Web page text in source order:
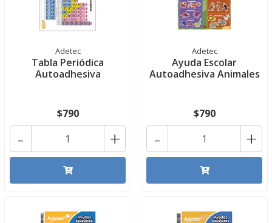
Adetec
Tabla Periódica
Autoadhesiva
$790
+
-
Adetec
Ayuda Escolar
Autoadhesiva Animales
$790
+
-